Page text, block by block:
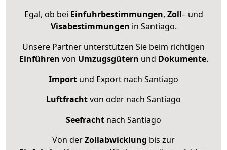
Egal, ob bei Einfuhrbestimmungen, Zoll– und
Visabestimmungen in Santiago.
Unsere Partner unterstützen Sie beim richtigen
Einführen von Umzugsgütern und Dokumente.
Import und Export nach Santiago
Luftfrachtvon oder nach Santiago
Seefracht nach Santiago
Von derZollabwicklung bis zur